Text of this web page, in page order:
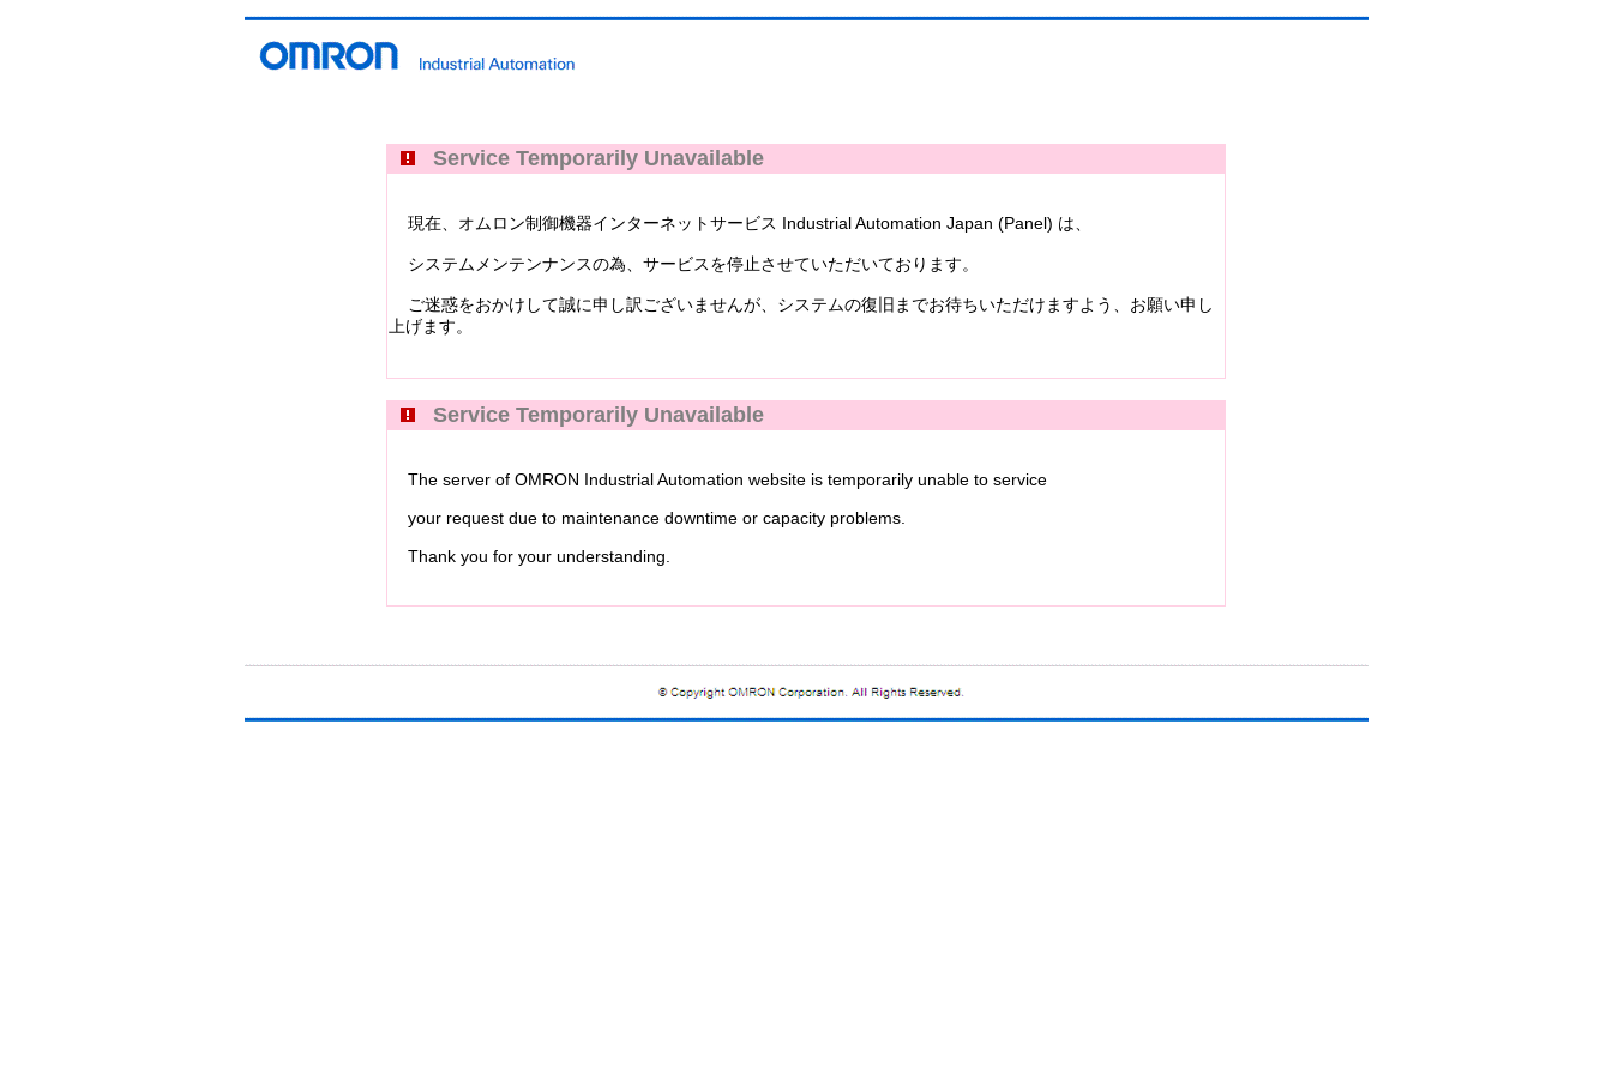
Service Temporarily Unavailable
現在、オムロン制御機器インターネットサービス Industrial Automation Japan (Panel) は、
システムメンテンナンスの為、サービスを停止させていただいております。
ご迷惑をおかけして誠に申し訳ございませんが、システムの復旧までお待ちいただけますよう、お願い申し
上げます。
Service Temporarily Unavailable
The server of OMRON Industrial Automation website is temporarily unable to service
your request due to maintenance downtime or capacity problems.
Thank you for your understanding.